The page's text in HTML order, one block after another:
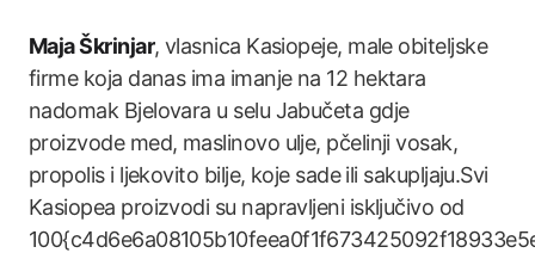
Maja Škrinjar, vlasnica Kasiopeje, male obiteljske
firme koja danas ima imanje na 12 hektara
nadomak Bjelovara u selu Jabučeta gdje
proizvode med, maslinovo ulje, pčelinji vosak,
propolis i ljekovito bilje, koje sade ili sakupljaju.Svi
Kasiopea proizvodi su napravljeni isključivo od